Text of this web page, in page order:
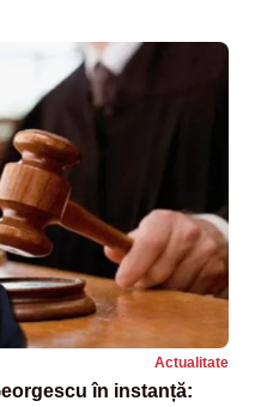
Actualitate
în instanță: